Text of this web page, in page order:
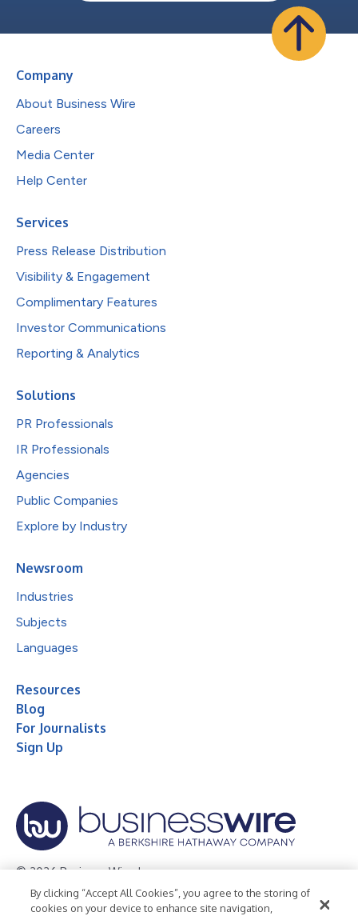
Company
About Business Wire
Careers
Media Center
Help Center
Services
Press Release Distribution
Visibility & Engagement
Complimentary Features
Investor Communications
Reporting & Analytics
Solutions
PR Professionals
IR Professionals
Agencies
Public Companies
Explore by Industry
Newsroom
Industries
Subjects
Languages
Resources
Blog
For Journalists
Sign Up
© 2026 Business Wire, Inc.
Privacy Policy Cookie Policy Accessibility Statement
By clicking “Accept All Cookies”, you agree to the storing of
cookies on your device to enhance site navigation,